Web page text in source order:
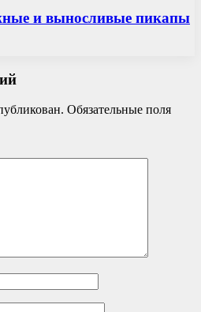
и выносливые пикапы
Обязательные поля